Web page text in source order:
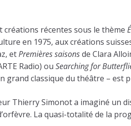
créations récentes sous le thème
en 1975, aux créations
etPremières saisonsde Clara
Radio) ou Searching for
grand classique du théâtre – est
Thierry Simonot a imaginé un
La quasi-totalité de la